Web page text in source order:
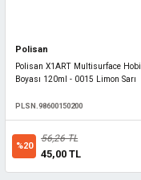
Polisan
Polisan X1ART Multisurface Hobi
Boyası 120ml - 0015 Limon Sarı
PLSN.98600150200
%20
56,26 TL
45,00 TL